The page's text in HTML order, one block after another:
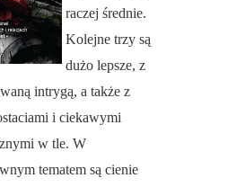
raczej średnie.
Kolejne trzy są
dużo lepsze, z
intrygą, a także z
i ciekawymi
w tle. W
tematem są cienie